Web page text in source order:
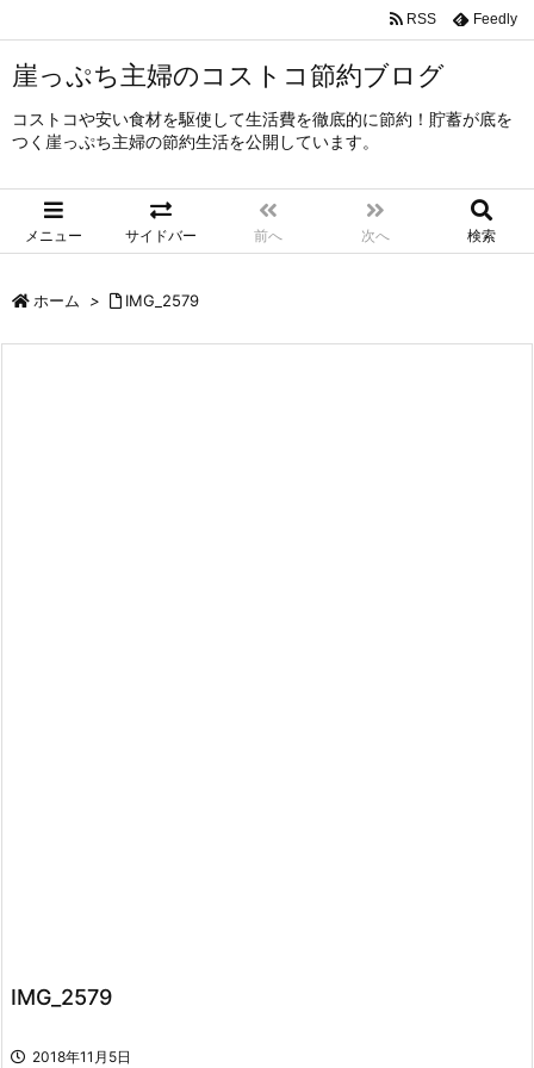
崖っぷち主婦のコストコ節約ブログ
コストコや安い食材を駆使して生活費を徹底的に節約！貯蓄が底を
つく崖っぷち主婦の節約生活を公開しています。
メニュー サイドバー 前へ 次へ 検索
RSS Feedly
ホーム > IMG_2579
IMG_2579
2018年11月5日